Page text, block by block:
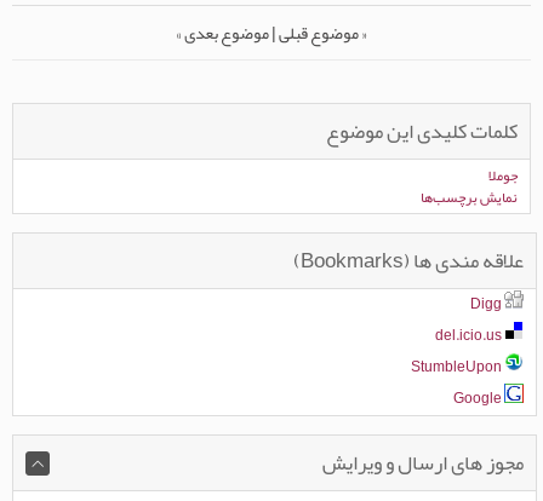
«موضوع قبلی|موضوع بعدی»
کلمات کلیدی این موضوع
جوملا
نمایش برچسب‌ها
علاقه مندی ها (Bookmarks)
Digg
del.icio.us
StumbleUpon
Google
مجوز های ارسال و ویرایش